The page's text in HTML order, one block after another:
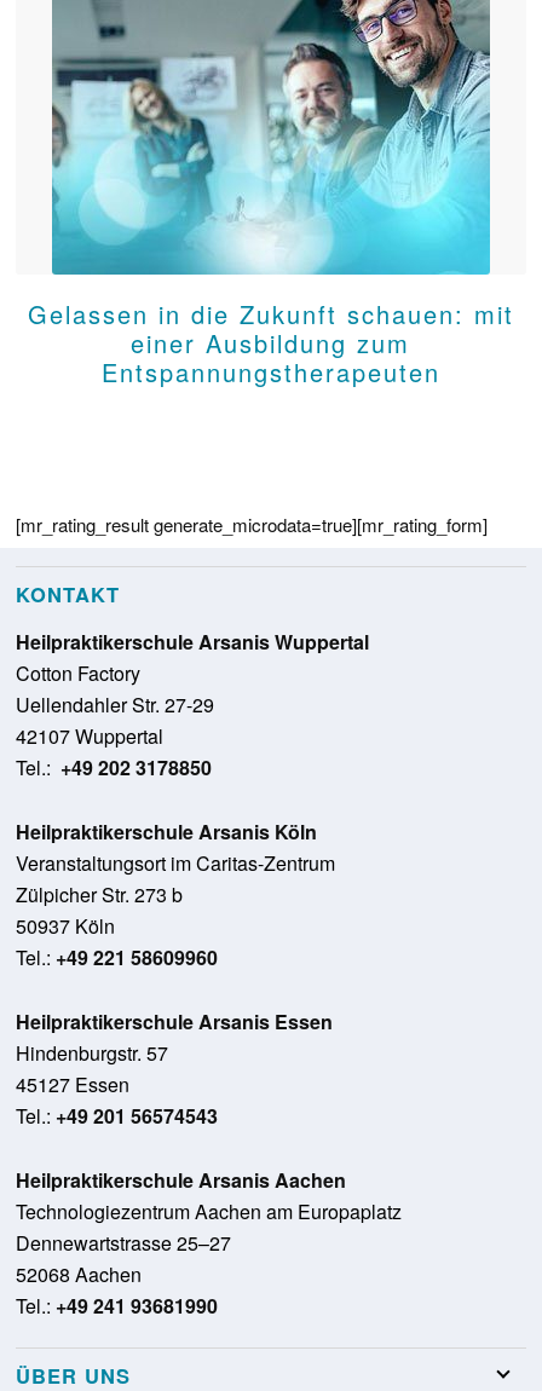
Gelassen in die Zukunft schauen: mit
einer Ausbildung zum
Entspannungstherapeuten
[mr_rating_result generate_microdata=true][mr_rating_form]
KONTAKT
Heilpraktikerschule Arsanis Wuppertal
Cotton Factory
Uellendahler Str. 27-29
42107 Wuppertal
Tel.: +49 202 3178850
Heilpraktikerschule Arsanis Köln
Veranstaltungsort im Caritas-Zentrum
Zülpicher Str. 273 b
50937 Köln
Tel.: +49 221 58609960
Heilpraktikerschule Arsanis Essen
Hindenburgstr. 57
45127 Essen
Tel.: +49 201 56574543
Heilpraktikerschule Arsanis Aachen
Technologiezentrum Aachen am Europaplatz
Dennewartstrasse 25–27
52068 Aachen
Tel.: +49 241 93681990
ÜBER UNS